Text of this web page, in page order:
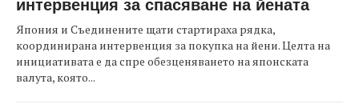
Япония и Съединените щати стартираха рядка,
координирана интервенция за покупка на йени. Целта на
инициативата е да спре обезценяването на японската
валута, която...